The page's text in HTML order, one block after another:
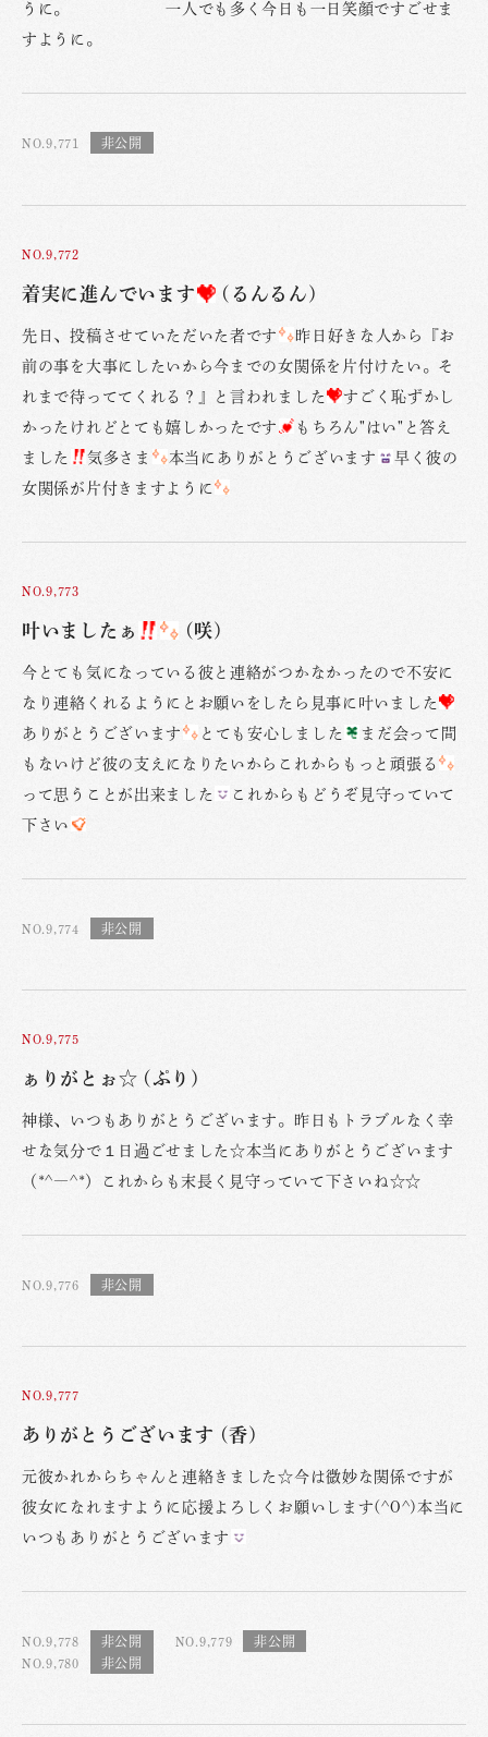
うに。 一人でも多く今日も一日笑顔ですごせま
すように。
NO.9,771
NO.9,772
着実に進んでいます (るんるん)
先日、投稿させていただいた者です
昨日好きな人から『お
前の事を大事にしたいから今までの女関係を片付けたい。そ
れまで待っててくれる？』と言われました
すごく恥ずかし
かったけれどとても嬉しかったです
もちろん"はい"と答え
ました
気多さま 本当にありがとうございます
早く彼の
女関係が片付きますように
NO.9,773
叶いましたぁ (咲)
今とても気になっている彼と連絡がつかなかったので不安に
なり連絡くれるようにとお願いをしたら見事に叶いました
ありがとうございます
とても安心しました
まだ会って間
もないけど彼の支えになりたいからこれからもっと頑張る
って思うことが出来ました
これからもどうぞ見守っていて
下さい
NO.9,774
NO.9,775
ぁりがとぉ☆ (ぷり)
神様、いつもありがとうございます。昨日もトラブルなく幸
せな気分で１日過ごせました☆本当にありがとうございます
（*^―^*）これからも末長く見守っていて下さいね☆☆
NO.9,776
NO.9,777
ありがとうございます (香)
元彼かれからちゃんと連絡きました☆今は微妙な関係ですが
彼女になれますように応援よろしくお願いします(^O^)本当に
いつもありがとうございます
NO.9,778
NO.9,779
NO.9,780